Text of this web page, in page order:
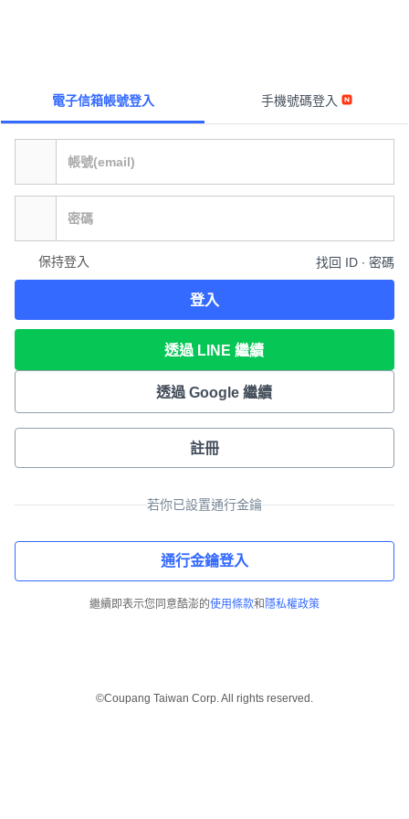
電子信箱帳號登入 手機號碼登入
保持登入 找回 ID ∙ 密碼
登入
透過 LINE 繼續
透過 Google 繼續
註冊
若你已設置通行金鑰
通行金鑰登入
繼續即表示您同意酷澎的使用條款和 隱私權政策
©Coupang Taiwan Corp. All rights reserved.